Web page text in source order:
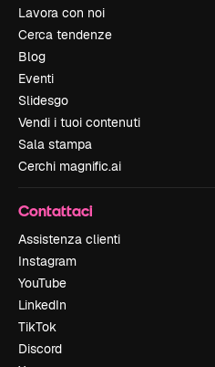
Lavora con noi
Cerca tendenze
Blog
Eventi
Slidesgo
Vendi i tuoi contenuti
Sala stampa
Cerchi magnific.ai
Contattaci
Assistenza clienti
Instagram
YouTube
LinkedIn
TikTok
Discord